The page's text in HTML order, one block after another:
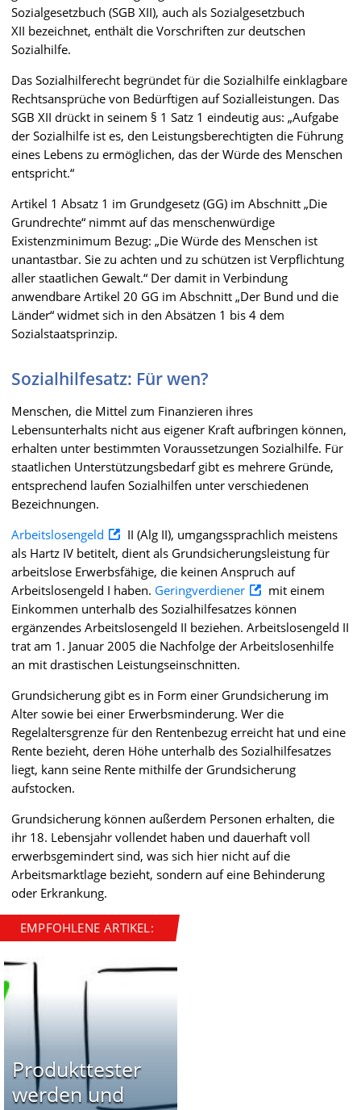
Sozialgesetzbuch (SGB XII), auch als Sozialgesetzbuch
XII bezeichnet, enthält die Vorschriften zur deutschen
Sozialhilfe.
Das Sozialhilferecht begründet für die Sozialhilfe einklagbare
Rechtsansprüche von Bedürftigen auf Sozialleistungen. Das
SGB XII drückt in seinem § 1 Satz 1 eindeutig aus: „Aufgabe
der Sozialhilfe ist es, den Leistungsberechtigten die Führung
eines Lebens zu ermöglichen, das der Würde des Menschen
entspricht.“
Artikel 1 Absatz 1 im Grundgesetz (GG) im Abschnitt „Die
Grundrechte“ nimmt auf das menschenwürdige
Existenzminimum Bezug: „Die Würde des Menschen ist
unantastbar. Sie zu achten und zu schützen ist Verpflichtung
aller staatlichen Gewalt.“ Der damit in Verbindung
anwendbare Artikel 20 GG im Abschnitt „Der Bund und die
Länder“ widmet sich in den Absätzen 1 bis 4 dem
Sozialstaatsprinzip.
Sozialhilfesatz: Für wen?
Menschen, die Mittel zum Finanzieren ihres
Lebensunterhalts nicht aus eigener Kraft aufbringen können,
erhalten unter bestimmten Voraussetzungen Sozialhilfe. Für
staatlichen Unterstützungsbedarf gibt es mehrere Gründe,
entsprechend laufen Sozialhilfen unter verschiedenen
Bezeichnungen.
Arbeitslosengeld
II (Alg II), umgangssprachlich meistens
als Hartz IV betitelt, dient als Grundsicherungsleistung für
arbeitslose Erwerbsfähige, die keinen Anspruch auf
Arbeitslosengeld I haben. Geringverdiener
mit einem
Einkommen unterhalb des Sozialhilfesatzes können
ergänzendes Arbeitslosengeld II beziehen. Arbeitslosengeld II
trat am 1. Januar 2005 die Nachfolge der Arbeitslosenhilfe
an mit drastischen Leistungseinschnitten.
Grundsicherung gibt es in Form einer Grundsicherung im
Alter sowie bei einer Erwerbsminderung. Wer die
Regelaltersgrenze für den Rentenbezug erreicht hat und eine
Rente bezieht, deren Höhe unterhalb des Sozialhilfesatzes
liegt, kann seine Rente mithilfe der Grundsicherung
aufstocken.
Grundsicherung können außerdem Personen erhalten, die
ihr 18. Lebensjahr vollendet haben und dauerhaft voll
erwerbsgemindert sind, was sich hier nicht auf die
Arbeitsmarktlage bezieht, sondern auf eine Behinderung
oder Erkrankung.
EMPFOHLENE ARTIKEL:
Produkttester
werden und